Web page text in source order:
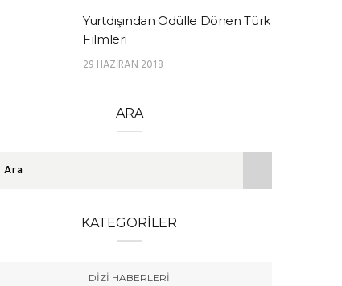
Yurtdışından Ödülle Dönen Türk
Filmleri
29 HAZIRAN 2018
ARA
KATEGORILER
DIZI HABERLERI